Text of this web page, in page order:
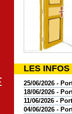
LES INFOS
25/06/2026 -
18/06/2026 -
11/06/2026 -
04/06/2026 -